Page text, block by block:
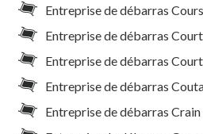
Entreprise de débarras
Entreprise de débarras
Entreprise de débarras
Entreprise de débarras
Entreprise de débarras Crain